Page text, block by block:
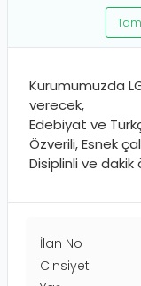
Kurumumuzda
verecek,
Edebiyat ve
Özverili, Esnek
Disiplinli ve
İlan No
Cinsiyet